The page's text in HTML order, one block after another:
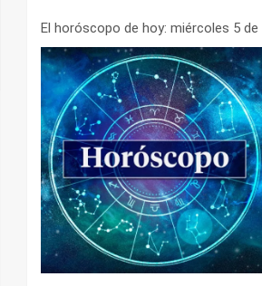
El horóscopo de hoy: miércoles 5